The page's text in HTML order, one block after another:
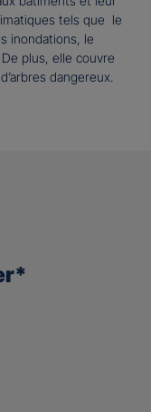
tels que le
inondations, le
plus, elle couvre
dangereux.